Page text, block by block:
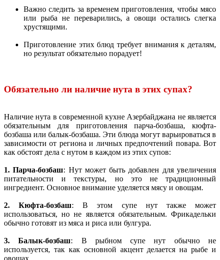
Важно следить за временем приготовления, чтобы мясо
или рыба не переварились, а овощи остались слегка
хрустящими.
Приготовление этих блюд требует внимания к деталям,
но результат обязательно порадует!
Обязательно ли наличие нута в этих супах?
Наличие нута в современной кухне Азербайджана не является
обязательным для приготовления парча-бозбаша, кюфта-
бозбаша или балык-бозбаша. Эти блюда могут варьироваться в
зависимости от региона и личных предпочтений повара. Вот
как обстоят дела с нутом в каждом из этих супов:
1. Парча-бозбаш: Нут может быть добавлен для увеличения
питательности и текстуры, но это не традиционный
ингредиент. Основное внимание уделяется мясу и овощам.
2. Кюфта-бозбаш: В этом супе нут также может
использоваться, но не является обязательным. Фрикадельки
обычно готовят из мяса и риса или булгура.
3. Балык-бозбаш: В рыбном супе нут обычно не
используется, так как основной акцент делается на рыбе и